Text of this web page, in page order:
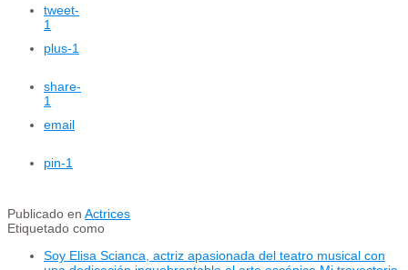
tweet-
1
plus-1
share-
1
email
pin-1
Publicado en Actrices
Etiquetado como
Soy Elisa Scianca, actriz apasionada del teatro musical con